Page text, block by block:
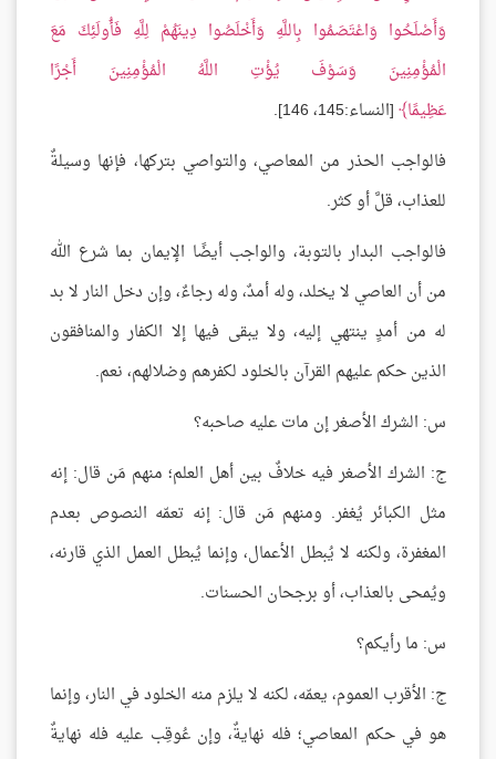
وَأَصْلَحُوا وَاعْتَصَمُوا بِاللَّهِ وَأَخْلَصُوا دِينَهُمْ لِلَّهِ فَأُولَئِكَ مَعَ
الْمُؤْمِنِينَ وَسَوْفَ يُؤْتِ اللَّهُ الْمُؤْمِنِينَ أَجْرًا
عَظِيمًا [النساء:145، 146].
فالواجب الحذر من المعاصي، والتواصي بتركها، فإنها وسيلةٌ
للعذاب، قلَّ أو كثر.
فالواجب البدار بالتوبة، والواجب أيضًا الإيمان بما شرع الله
من أن العاصي لا يخلد، وله أمدٌ، وله رجاءٌ، وإن دخل النار لا بد
له من أمدٍ ينتهي إليه، ولا يبقى فيها إلا الكفار والمنافقون
الذين حكم عليهم القرآن بالخلود لكفرهم وضلالهم، نعم.
س: الشرك الأصغر إن مات عليه صاحبه؟
ج: الشرك الأصغر فيه خلافٌ بين أهل العلم؛ منهم مَن قال: إنه
مثل الكبائر يُغفر. ومنهم مَن قال: إنه تعمّه النصوص بعدم
المغفرة، ولكنه لا يُبطل الأعمال، وإنما يُبطل العمل الذي قارنه،
ويُمحى بالعذاب، أو برجحان الحسنات.
س: ما رأيكم؟
ج: الأقرب العموم، يعمّه، لكنه لا يلزم منه الخلود في النار، وإنما
هو في حكم المعاصي؛ فله نهايةٌ، وإن عُوقِب عليه فله نهايةٌ